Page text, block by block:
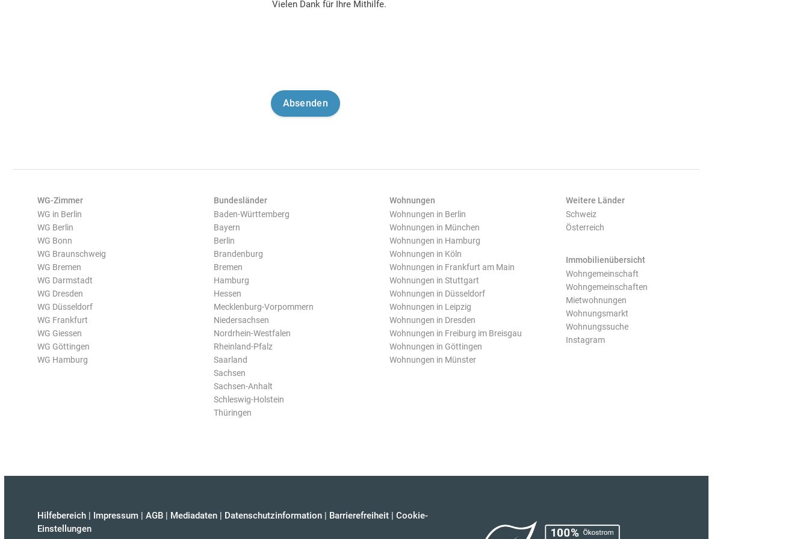
Vielen Dank für Ihre Mithilfe.
WG-Zimmer
WG in Berlin
WG Berlin
WG Bonn
WG Braunschweig
WG Bremen
WG Darmstadt
WG Dresden
WG Düsseldorf
WG Frankfurt
WG Giessen
WG Göttingen
WG Hamburg
Bundesländer
Baden-Württemberg
Bayern
Berlin
Brandenburg
Bremen
Hamburg
Hessen
Mecklenburg-Vorpommern
Niedersachsen
Nordrhein-Westfalen
Rheinland-Pfalz
Saarland
Sachsen
Sachsen-Anhalt
Schleswig-Holstein
Thüringen
Wohnungen
Wohnungen in Berlin
Wohnungen in München
Wohnungen in Hamburg
Wohnungen in Köln
Wohnungen in Frankfurt am Main
Wohnungen in Stuttgart
Wohnungen in Düsseldorf
Wohnungen in Leipzig
Wohnungen in Dresden
Wohnungen in Freiburg im Breisgau
Wohnungen in Göttingen
Wohnungen in Münster
Weitere Länder
Schweiz
Österreich
Immobilienübersicht
Wohngemeinschaft
Wohngemeinschaften
Mietwohnungen
Wohnungsmarkt
Wohnungssuche
Instagram
Hilfebereich | Impressum | AGB | Mediadaten | Datenschutzinformation | Barrierefreiheit | Cookie-
Einstellungen